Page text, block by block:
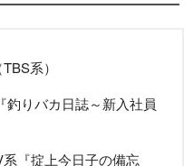
TBS系）
釣りバカ日誌～新入社員
系『掟上今日子の備忘